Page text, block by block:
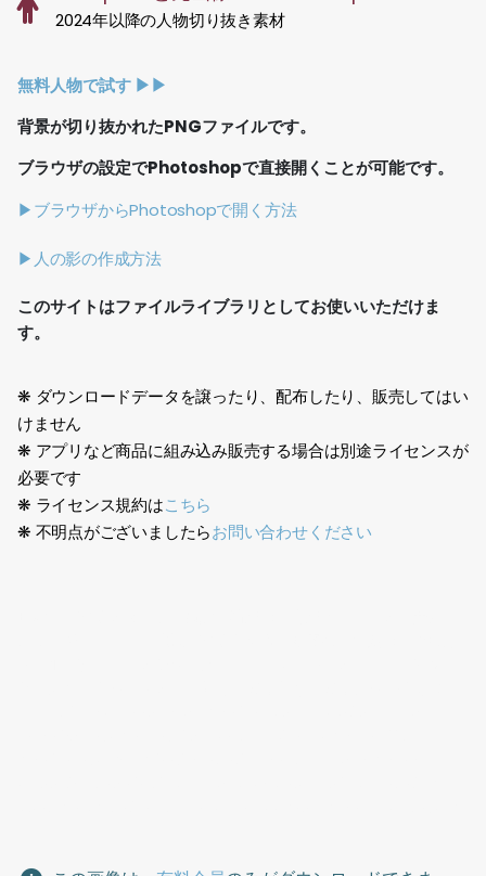
2024年以降の人物切り抜き素材
無料人物で試す ▶︎▶︎
背景が切り抜かれたPNGファイルです。
ブラウザの設定でPhotoshopで直接開くことが可能です。
▶ブラウザからPhotoshopで開く方法
▶人の影の作成方法
このサイトはファイルライブラリとしてお使いいただけま
す。
❋ ダウンロードデータを譲ったり、配布したり、販売してはい
けません
❋ アプリなど商品に組み込み販売する場合は別途ライセンスが
必要です
❋ ライセンス規約はこちら
❋ 不明点がございましたらお問い合わせください